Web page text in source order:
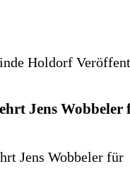
Holdorf
Jens Wobbeler